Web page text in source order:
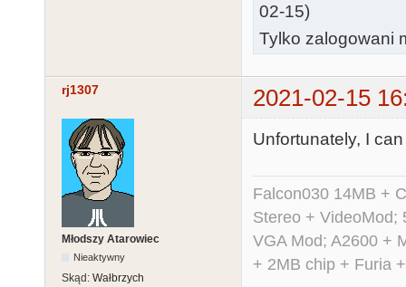
02-15)
Tylko zalogowani
rj1307 2021-02-15
Młodszy Atarowiec
Nieaktywny
Skąd: Wałbrzych
Unfortunately, I
Falcon030 14MB +
Stereo + VideoMod;
VGA Mod; A2600 +
+ 2MB chip + Furia